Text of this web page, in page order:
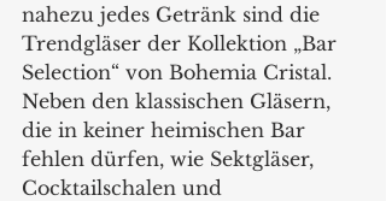
nahezu jedes Getränk sind die
Trendgläser der Kollektion „Bar
Selection“ von Bohemia Cristal.
Neben den klassischen Gläsern,
die in keiner heimischen Bar
fehlen dürfen, wie Sektgläser,
Cocktailschalen und